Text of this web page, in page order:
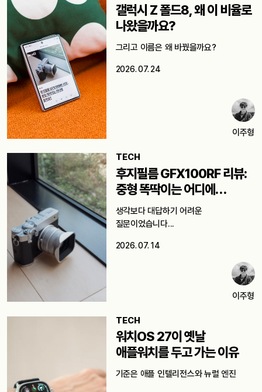
갤럭시 Z 폴드8, 왜 이 비율로
나왔을까요?
그리고 이름은 왜 바꿨을까요?
2026. 07. 24
이주형
TECH
후지필름 GFX100RF 리뷰:
중형 똑딱이는 어디에
쓸까요?
생각보다 대답하기 어려운
질문이었습니다...
2026. 07. 14
이주형
TECH
워치OS 27이 옛날
애플워치를 두고 가는 이유
기준은 애플 인텔리전스와 뉴럴 엔진